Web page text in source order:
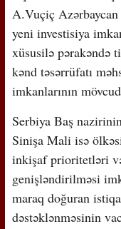
A.Vuçiç
yeni investisiya
xüsusilə pərakəndə
kənd təsərrüfatı
imkanlarının
Serbiya Baş
Sinişa Mali isə
inkişaf prioritetləri
genişləndirilməsi
maraq doğuran
dəstəklənməsinin